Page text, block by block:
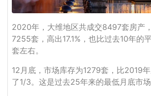
2020年，大维地区共成交8497套房产
7255套，高出17.1%，也比过去10年的
套左右。
12月底，市场库存为1279套，比2019
了1/3。这是过去25年来的最低月底市场